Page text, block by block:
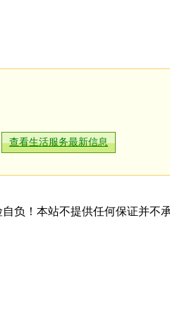
查看生活服务最新信息
负！本站不提供任何保证并不